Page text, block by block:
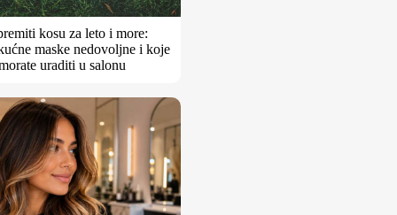
kosu za leto i more:
maske nedovoljne i koje
uraditi u salonu